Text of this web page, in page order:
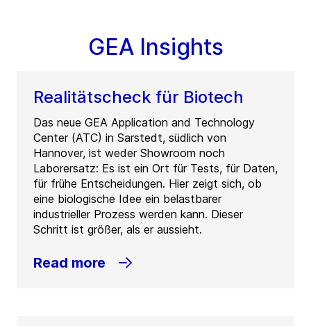
GEA Insights
Realitätscheck für Biotech
Das neue GEA Application and Technology
Center (ATC) in Sarstedt, südlich von
Hannover, ist weder Showroom noch
Laborersatz: Es ist ein Ort für Tests, für Daten,
für frühe Entscheidungen. Hier zeigt sich, ob
eine biologische Idee ein belastbarer
industrieller Prozess werden kann. Dieser
Schritt ist größer, als er aussieht.
Read more